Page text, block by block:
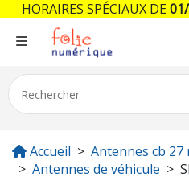
Accueil
Antennes cb 27
Antennes de véhicule
HORAIRES SPÉCIAUX DE